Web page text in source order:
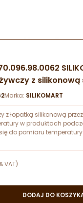
z silikonową
Marka: SILIKOMART
z łopatką silikonową
w produktach
do pomiaru
VAT)
DODAJ DO